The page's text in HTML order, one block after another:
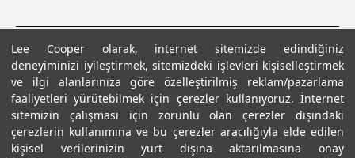
Lee Cooper olarak, internet sitemizde edindiğiniz
deneyiminizi iyileştirmek, sitemizdeki işlevleri kişiselleştirmek
ve ilgi alanlarınıza göre özelleştirilmiş reklam/pazarlama
faaliyetleri yürütebilmek için çerezler kullanıyoruz. İnternet
sitemizin çalışması için zorunlu olan çerezler dışındaki
çerezlerin kullanımına ve bu çerezler aracılığıyla elde edilen
kişisel verilerinizin yurt dışına aktarılmasına onay
Gizlilik PolitikasıÇerez Politikası KVKK Aydınlatma MetniŞartlar ve Koşullar
© 2026 Leecooper - Tüm Hakları Saklıdır.